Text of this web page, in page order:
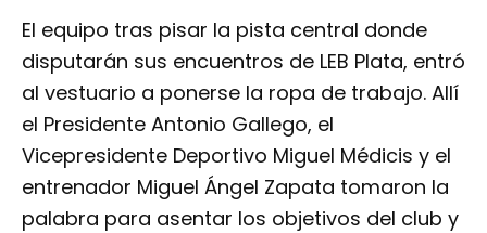
El equipo tras pisar la pista central donde
disputarán sus encuentros de LEB Plata, entró
al vestuario a ponerse la ropa de trabajo. Allí
el Presidente Antonio Gallego, el
Vicepresidente Deportivo Miguel Médicis y el
entrenador Miguel Ángel Zapata tomaron la
palabra para asentar los objetivos del club y